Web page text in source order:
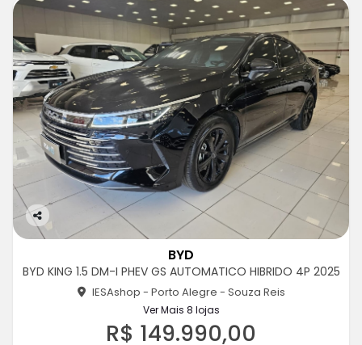
Co
rtil
BYD
BYD KING 1.5 DM-I PHEV GS AUTOMATICO HIBRIDO 4P 2025
IESAshop - Porto Alegre - Souza Reis
Ver Mais 8 lojas
R$ 149.990,00